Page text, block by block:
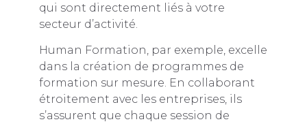
qui sont directement liés à votre
secteur d’activité.
Human Formation, par exemple, excelle
dans la création de programmes de
formation sur mesure. En collaborant
étroitement avec les entreprises, ils
s’assurent que chaque session de